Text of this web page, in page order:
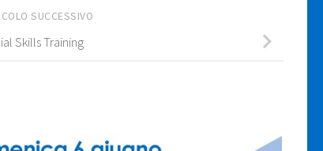
SUCCESSIVO
Skills Training